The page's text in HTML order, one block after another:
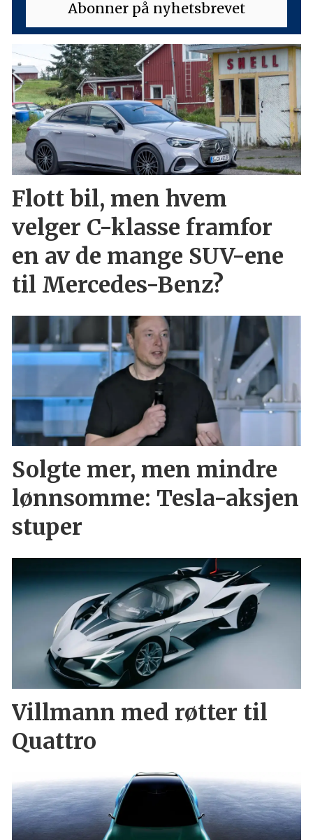
Flott bil, men hvem
velger C-klasse framfor
en av de mange SUV-ene
til Mercedes-Benz?
Solgte mer, men mindre
lønnsomme: Tesla-aksjen
stuper
Villmann med røtter til
Quattro